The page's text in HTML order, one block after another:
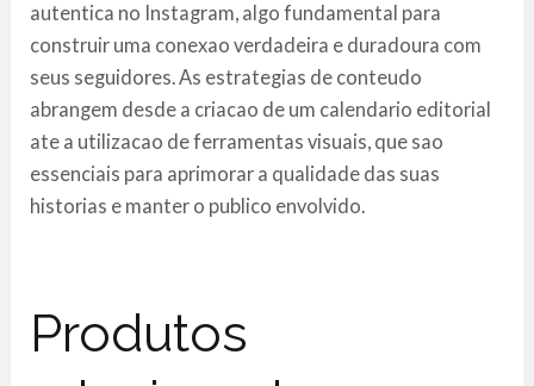
autentica no Instagram, algo fundamental para
construir uma conexao verdadeira e duradoura com
seus seguidores. As estrategias de conteudo
abrangem desde a criacao de um calendario editorial
ate a utilizacao de ferramentas visuais, que sao
essenciais para aprimorar a qualidade das suas
historias e manter o publico envolvido.
Produtos